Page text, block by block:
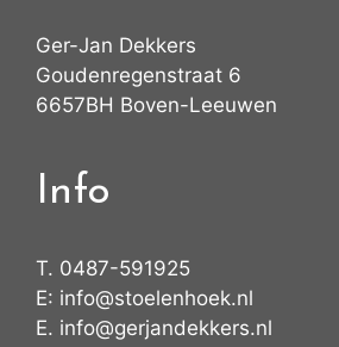
Ger-Jan Dekkers
Goudenregenstraat 6
6657BH Boven-Leeuwen
Info
T. 0487-591925
E: info@stoelenhoek.nl
E. info@gerjandekkers.nl